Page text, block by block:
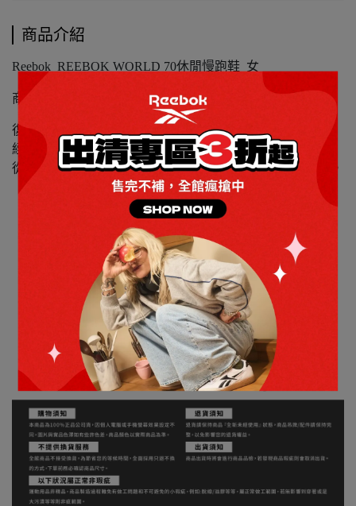
商品介紹
Reebok_REEBOK WORLD 70休閒慢跑鞋_女
商品編號：100257197
復古風格再進化，舒適體驗全面升級。Reebok World 70 將
經典設計與現代機能完美融合，柔軟內裡帶來全天候舒適，
從日常出門到夜晚聚會都能輕鬆駕馭，百搭風格一次到位。